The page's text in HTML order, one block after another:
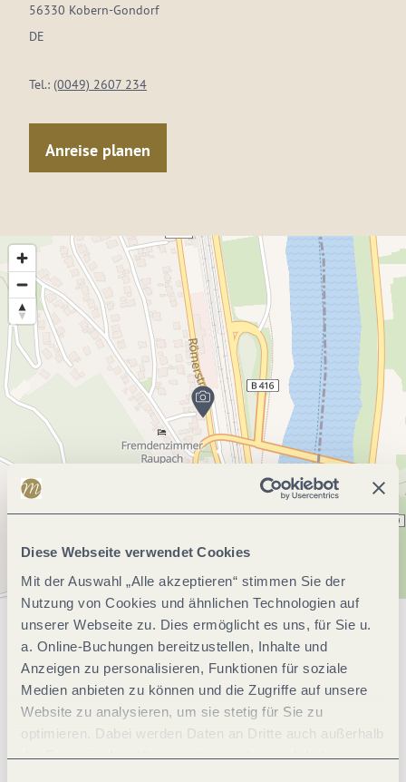
Diese Webseite verwendet Cookies
Mit der Auswahl „Alle akzeptieren“ stimmen Sie der
Nutzung von Cookies und ähnlichen Technologien auf
unserer Webseite zu. Dies ermöglicht es uns, für Sie u.
a. Online-Buchungen bereitzustellen, Inhalte und
Anzeigen zu personalisieren, Funktionen für soziale
Medien anbieten zu können und die Zugriffe auf unsere
Website zu analysieren, um sie stetig für Sie zu
optimieren. Dabei werden Daten an Dritte auch außerhalb
der Europäischen Union weitergegeben und dort
56330 Kobern-Gondorf
DE
Tel.: (0049) 2607 234
Anreise planen
Allgemeine Informationen
Öffnungszeiten